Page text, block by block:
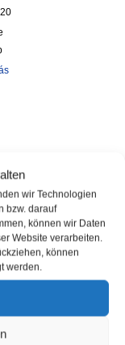
wir Technologien
bzw. darauf
können wir Daten
Website verarbeiten.
können
werden.